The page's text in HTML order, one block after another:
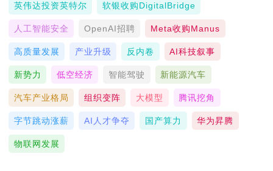
英伟达投资英特尔 软银收购DigitalBridge
人工智能安全 OpenAI招聘 Meta收购Manus
高质量发展 产业升级 反内卷 AI科技叙事
新势力 低空经济 智能驾驶 新能源汽车
汽车产业格局 组织变阵 大模型 腾讯挖角
字节跳动涨薪 AI人才争夺 国产算力 华为昇腾
物联网发展